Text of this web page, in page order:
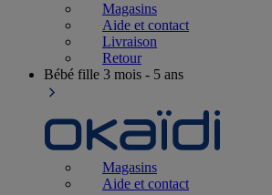
Magasins
Aide et contact
Livraison
Retour
Bébé fille 3 mois - 5 ans
Magasins
Aide et contact